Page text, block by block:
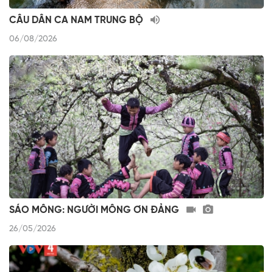
CÂU DÂN CA NAM TRUNG BỘ
06/08/2026
SÁO MÔNG: NGƯỜI MÔNG ƠN ĐẢNG
26/05/2026